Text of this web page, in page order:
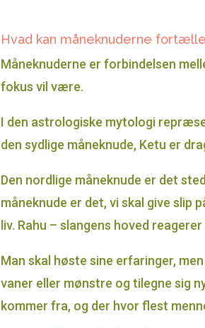
Hvad kan måneknuderne
Måneknuderne er forbindelsen
fokus vil være.
I den astrologiske mytologi
den sydlige måneknude, Ketu er
Den nordlige måneknude er det
måneknude er det, vi skal give slip
liv. Rahu – slangens hoved
Man skal høste sine erfaringer,
vaner eller mønstre og tilegne sig
kommer fra, og der hvor flest